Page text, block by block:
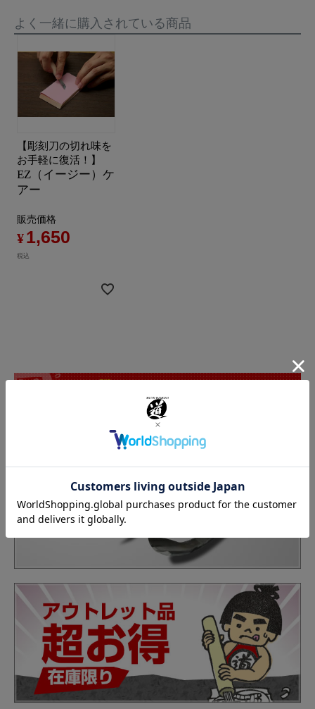
よく一緒に購入されている商品
【彫刻刀の切れ味を
お手軽に復活！】
EZ（イージー）ケ
アー
販売価格
¥1,650
税込